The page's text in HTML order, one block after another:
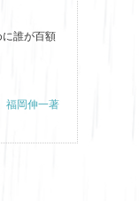
誰が百額
福岡伸一著